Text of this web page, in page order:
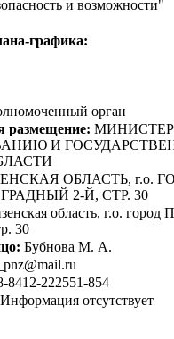
и возможности"
графика:
орган
размещение:
И
ОБЛАСТЬ, г.о.
2-Й, СТР. 30
область, г.о. город
30
Бубнова М. А.
8412-222551-854
Информация отсутствует